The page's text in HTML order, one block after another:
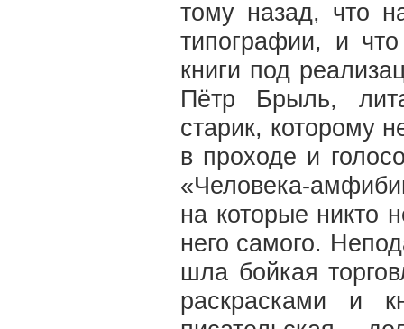
тому назад, что
типографии, и
книги под
Пётр Брыль,
старик, которому
в проходе и
«Человека-
на которые никто
него самого.
шла бойкая
раскрасками и